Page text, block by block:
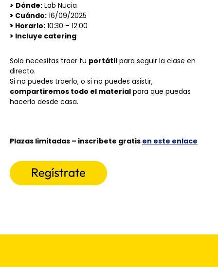
> Dónde: Lab Nucia
> Cuándo: 16/09/2025
> Horario: 10:30 – 12:00
> Incluye catering
Solo necesitas traer tu portátil para seguir la clase en
directo.
Si no puedes traerlo, o si no puedes asistir,
compartiremos todo el material para que puedas
hacerlo desde casa.
Plazas limitadas – inscríbete gratis en este enlace